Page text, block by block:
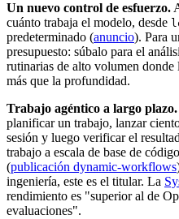
Un nuevo control de esfuerzo.
cuánto trabaja el modelo, desde
predeterminado (anuncio). Para
presupuesto: súbalo para el
rutinarias de alto volumen
más que la profundidad.
Trabajo agéntico a largo plazo.
planificar un trabajo, lanzar
sesión y luego verificar el
trabajo a escala de base de
(publicación dynamic-workflows
ingeniería, este es el titular. La
rendimiento es "superior al de
evaluaciones".